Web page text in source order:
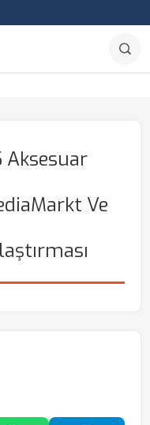
Aksesuar
Ve